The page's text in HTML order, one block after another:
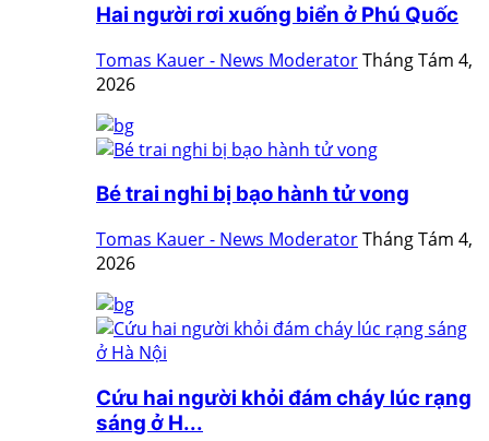
Hai người rơi xuống biển ở Phú Quốc
Tomas Kauer - News ModeratorTháng Tám 4,
2026
Bé trai nghi bị bạo hành tử vong
Tomas Kauer - News ModeratorTháng Tám 4,
2026
Cứu hai người khỏi đám cháy lúc rạng
sáng ở H...